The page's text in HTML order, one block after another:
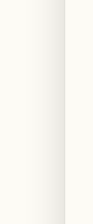
la
y Akkar,
de las
la
el